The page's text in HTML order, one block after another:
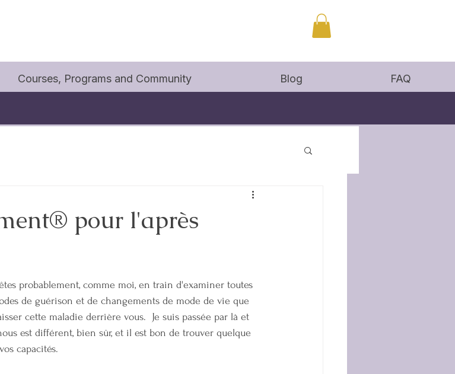
Courses, Programs and Community Blog FAQ
pour l'après
probablement, comme moi, en train d'examiner toutes
de guérison et de changements de mode de vie que
cette maladie derrière vous.  Je suis passée par là et
est différent, bien sûr, et il est bon de trouver quelque
capacités.